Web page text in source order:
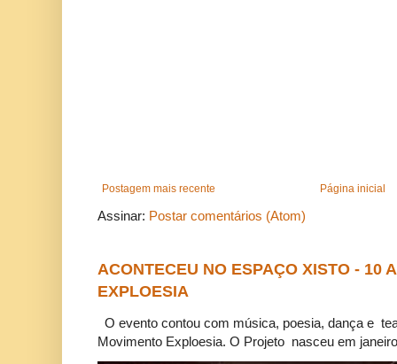
Postagem mais recente Página inicial
Assinar: Postar comentários (Atom)
ACONTECEU NO ESPAÇO XISTO - 10
EXPLOESIA
O evento contou com música, poesia, dança e
Movimento Exploesia. O Projeto nasceu em